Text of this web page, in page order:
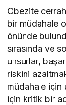
Obezite
bir müdahale
önünde
sırasında ve
unsurlar,
riskini
müdahale için
için kritik bir